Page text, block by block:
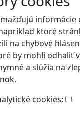
informácie
ktoré
na chybové
by mohli odhaliť
a slúžia na
cookies: